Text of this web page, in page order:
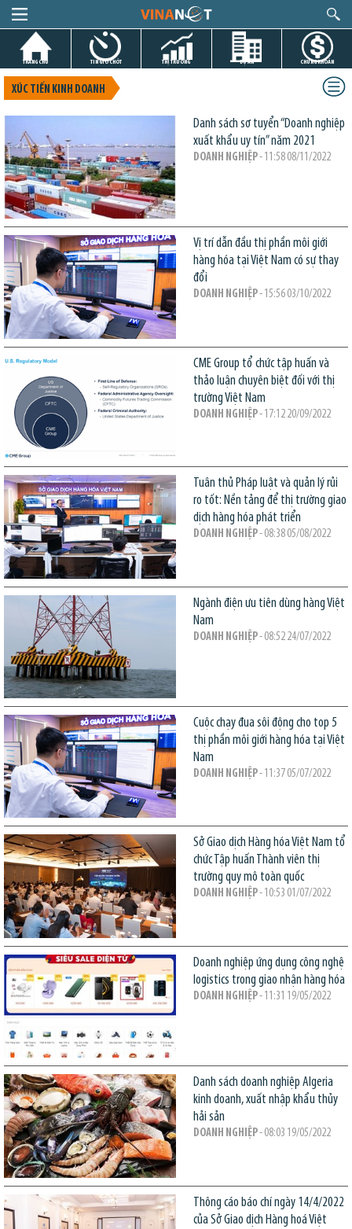
TRANG CHỦ TIN GIỜ CHÓT THỊ TRƯỜNG DỰ ÁN CHỨNG KHOÁN
XÚC TIẾN KINH DOANH
Danh sách sơ tuyển “Doanh nghiệp
xuất khẩu uy tín” năm 2021
DOANH NGHIỆP- 11:58 08/11/2022
Vị trí dẫn đầu thị phần môi giới
hàng hóa tại Việt Nam có sự thay
đổi
DOANH NGHIỆP- 15:56 03/10/2022
CME Group tổ chức tập huấn và
thảo luận chuyên biệt đối với thị
trường Việt Nam
DOANH NGHIỆP- 17:12 20/09/2022
Tuân thủ Pháp luật và quản lý rủi
ro tốt: Nền tảng để thị trường giao
dịch hàng hóa phát triển
DOANH NGHIỆP- 08:38 05/08/2022
Ngành điện ưu tiên dùng hàng Việt
Nam
DOANH NGHIỆP- 08:52 24/07/2022
Cuộc chạy đua sôi động cho top 5
thị phần môi giới hàng hóa tại Việt
Nam
DOANH NGHIỆP- 11:37 05/07/2022
Sở Giao dịch Hàng hóa Việt Nam tổ
chức Tập huấn Thành viên thị
trường quy mô toàn quốc
DOANH NGHIỆP- 10:53 01/07/2022
Doanh nghiệp ứng dụng công nghệ
logistics trong giao nhận hàng hóa
DOANH NGHIỆP- 11:31 19/05/2022
Danh sách doanh nghiệp Algeria
kinh doanh, xuất nhập khẩu thủy
hải sản
DOANH NGHIỆP- 08:03 19/05/2022
Thông cáo báo chí ngày 14/4/2022
của Sở Giao dịch Hàng hoá Việt